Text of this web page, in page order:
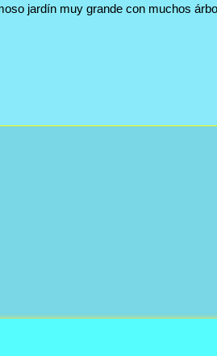
jardín muy grande con muchos